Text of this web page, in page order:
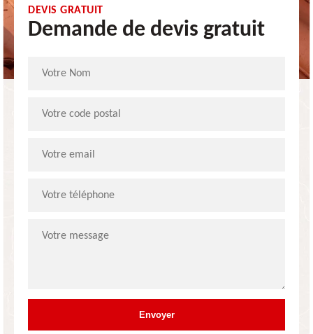
DEVIS GRATUIT
Demande de devis gratuit